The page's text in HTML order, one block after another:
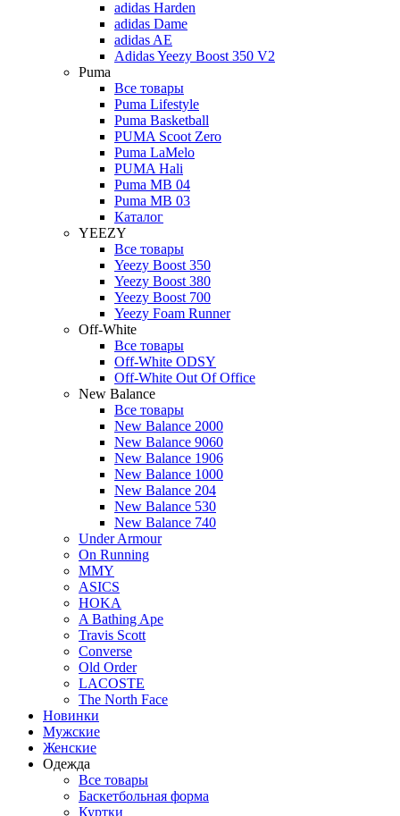
adidas Harden
adidas Dame
adidas AE
Adidas Yeezy Boost 350 V2
Puma
Все товары
Puma Lifestyle
Puma Basketball
PUMA Scoot Zero
Puma LaMelo
PUMA Hali
Puma MB 04
Puma MB 03
Каталог
YEEZY
Все товары
Yeezy Boost 350
Yeezy Boost 380
Yeezy Boost 700
Yeezy Foam Runner
Off-White
Все товары
Off-White ODSY
Off-White Out Of Office
New Balance
Все товары
New Balance 2000
New Balance 9060
New Balance 1906
New Balance 1000
New Balance 204
New Balance 530
New Balance 740
Under Armour
On Running
MMY
ASICS
HOKA
A Bathing Ape
Travis Scott
Converse
Old Order
LACOSTE
The North Face
Новинки
Мужские
Женские
Одежда
Все товары
Баскетбольная форма
Куртки